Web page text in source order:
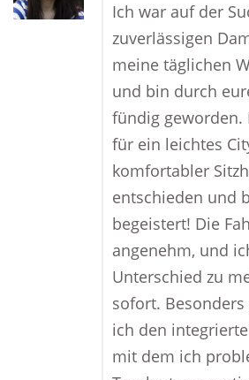
Ich war auf der
zuverlässigen
meine täglichen
und bin durch
fündig geworden.
für ein leichtes
komfortabler
entschieden und
begeistert! Die
angenehm, und
Unterschied zu
sofort.
ich den
mit dem ich